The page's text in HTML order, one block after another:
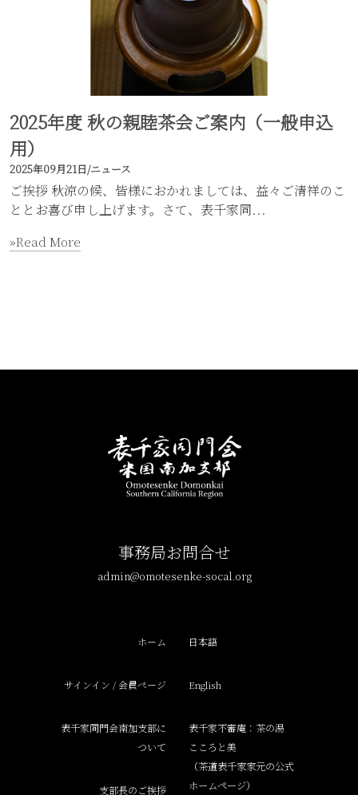
2025年度 秋の親睦茶会ご案内（一般申込
用）
2025年09月21日/ニュース
ご挨拶 秋涼の候、皆様におかれましては、益々ご清祥のこ
ととお喜び申し上げます。さて、表千家同...
»Read More
事務局お問合せ
admin@omotesenke-socal.org
ホーム
サインイン / 会員ページ
表千家同門会南加支部に
ついて
支部長のご挨拶
日本語
English
表千家不審庵：茶の湯
こころと美
（茶道表千家家元の公式
ホームページ）